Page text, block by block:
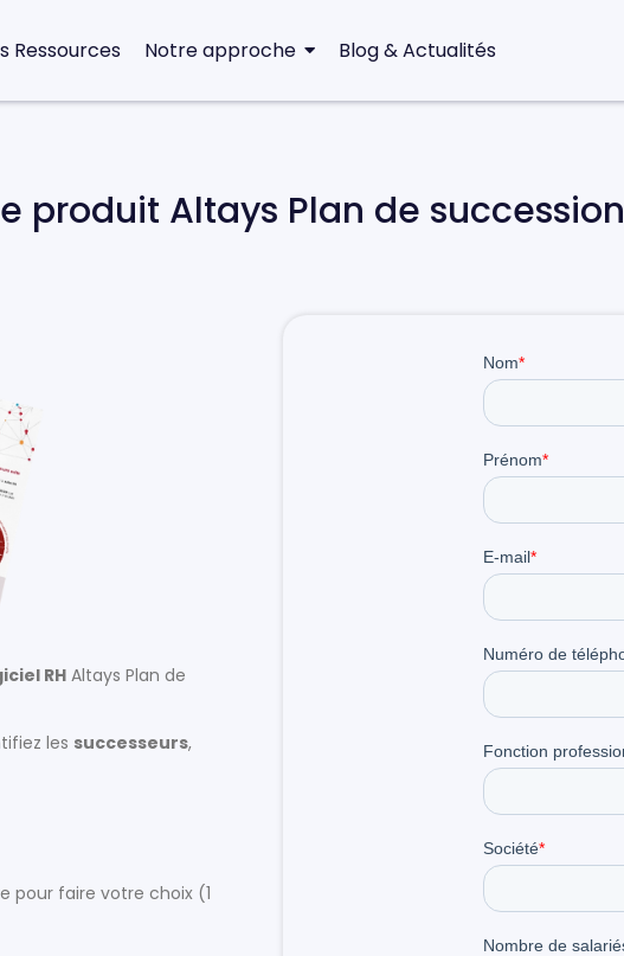
Ressources Notre approche Blog & Actualités
produit Altays Plan de succession
RH Altays Plan de
les successeurs,
pour faire votre choix (1